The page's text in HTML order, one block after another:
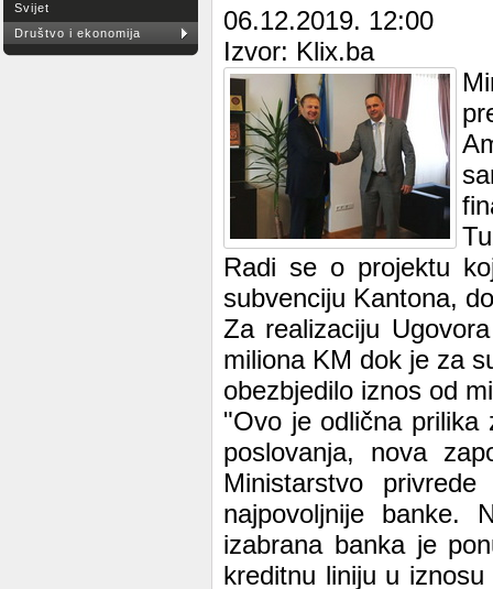
Svijet
Društvo i ekonomija
06.12.2019. 12:00
Izvor: Klix.ba
Radi se o projektu
subvenciju Kantona,
Za realizaciju
miliona KM dok je za
obezbjedilo iznos od
"Ovo je odlična prilika
poslovanja, nova
Ministarstvo
najpovoljnije banke.
izabrana banka je
kreditnu liniju u